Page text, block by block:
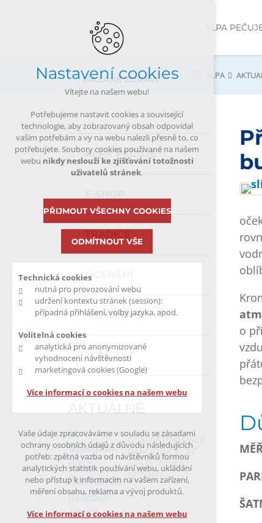
MAZANÉ ZDRAVÍ
ALPA
ALPA
o
ALPA PEČUJE
TRADICE
OCENĚNÍ
REFERENCE
KONTAKT
AKTUÁLNĚ
GLADIATOR RACE
PARDUBICE. JIŽ
ŠESTÝ ZÁVOD
SEZÓNY
Nastavení cookies
Vítejte na našem webu!
Potřebujeme nastavit cookies a související
technologie, aby zobrazovaný obsah odpovídal
vašim potřebám a vy na webu nalezli přesně to, co
potřebujete. Soubory cookies používané na našem
webu nikdy neslouží ke zjišťování totožnosti
uživatelů stránek.
Technická cookies
nutná pro provozování webu
udržení kontextu stránek (session):
případná přihlášení, volby jazyka, apod.
Volitelná cookies
analytická pro anonymizované
vyhodnocení návštěvnosti
marketingová cookies (Google)
Více informací o cookies na našem webu
PŘIJMOUT VŠECHNY COOKIES
ODMÍTNOUT VŠE
Vaše údaje zpracováváme v souladu se zásadami
ochrany osobních údajů z důvodu následujících
potřeb: zpětná vazba od návštěvníků formou
analytických statistik používání webu, ukládání
nebo přístup k informacím na vašem zařízení,
měření obsahu, reklama a vývoj produktů.
Více informací o cookies na našem webu